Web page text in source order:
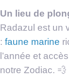
Un lieu de
Radazul est un
: faune marine
l’année et
notre Zodiac. 💨